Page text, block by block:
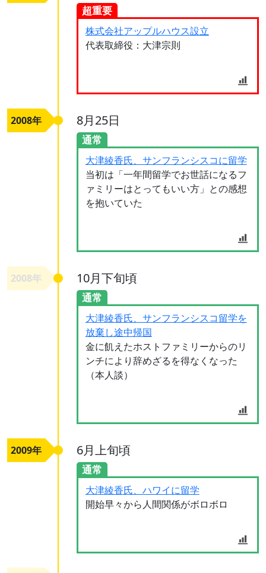
超重要
株式会社アップルハウス設立
代表取締役：大津宗則
2008年 8月25日
通常
大津綾香氏、サンフランシスコに留学
当初は「一年間留学でお世話になるフ
ァミリーはとってもいい方」との感想
を抱いていた
2008年 10月下旬頃
通常
大津綾香氏、サンフランシスコ留学を
放棄し途中帰国
金に飢えたホストファミリーからのリ
ンチにより辞めざるを得なくなった
（本人談）
2009年 6月上旬頃
通常
大津綾香氏、ハワイに留学
開始早々から人間関係がボロボロ